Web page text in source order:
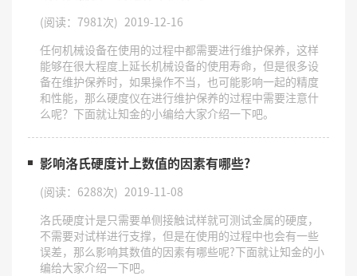
(阅读：7981次) 2019-12-16
任何机械设备在使用的过程中都需要进行维护保养，这样
能够在很大程度上延长机械设备的使用寿命，但是很多设
备在维护保养时，如果操作不当，也可能影响一起的精度
和性能，那么硬度仪在进行维护保养的过程中需要注意什
么呢？下面就让知金的小编给大家介绍一下吧。
影响洛氏硬度计上数值的因素有哪些?
(阅读：6288次) 2019-11-08
洛氏硬度计是只需要单侧接触试样就可测试金属的硬度，
不需要对试样进行支撑，但是在使用的过程中也会有一些
误差，那么影响其数值的因素有哪些呢?下面就让知金的小
编给大家介绍一下吧。